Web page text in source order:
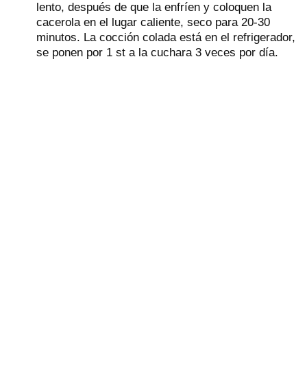
lento, después de que la enfríen y coloquen la
cacerola en el lugar caliente, seco para 20-30
minutos. La cocción colada está en el refrigerador,
se ponen por 1 st a la cuchara 3 veces por día.